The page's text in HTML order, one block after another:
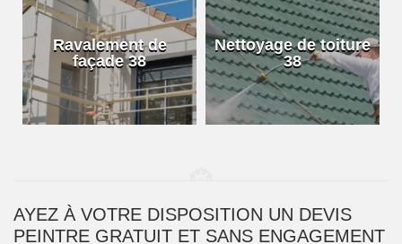
Ravalement de
façade 38
Nettoyage de toiture
38
AYEZ À VOTRE DISPOSITION UN DEVIS
PEINTRE GRATUIT ET SANS ENGAGEMENT